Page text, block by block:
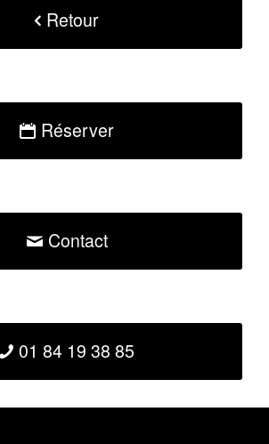
Retour
Réserver
Contact
01 84 19 38 85